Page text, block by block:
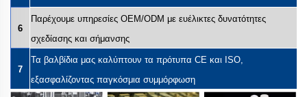
6
Παρέχουμε υπηρεσίες OEM/ODM με ευέλικτες δυνατότητες
σχεδίασης και σήμανσης
7
Τα βαλβίδια μας καλύπτουν τα πρότυπα CE και ISO,
εξασφαλίζοντας παγκόσμια συμμόρφωση